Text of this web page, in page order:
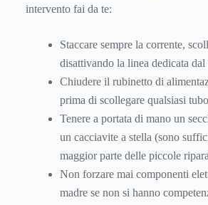
intervento fai da te:
Staccare sempre la corrente,
disattivando la linea dedicata
Chiudere il rubinetto di
prima di scollegare qualsiasi
Tenere a portata di mano un
un cacciavite a stella (sono
maggior parte delle piccole
Non forzare mai componenti
madre se non si hanno